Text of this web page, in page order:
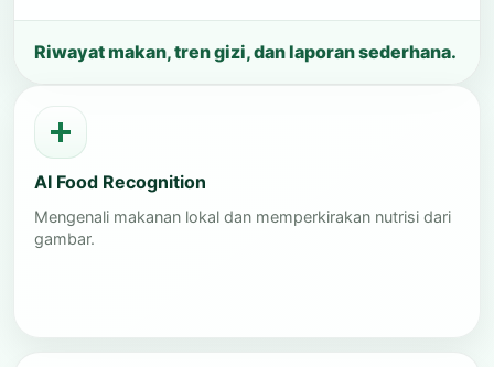
Riwayat makan, tren gizi, dan laporan sederhana.
AI Food Recognition
Mengenali makanan lokal dan memperkirakan nutrisi dari
gambar.